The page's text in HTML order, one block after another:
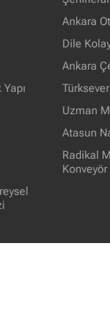
Ankara
Dile
Ankara
Uzman
Atasun
Radikal